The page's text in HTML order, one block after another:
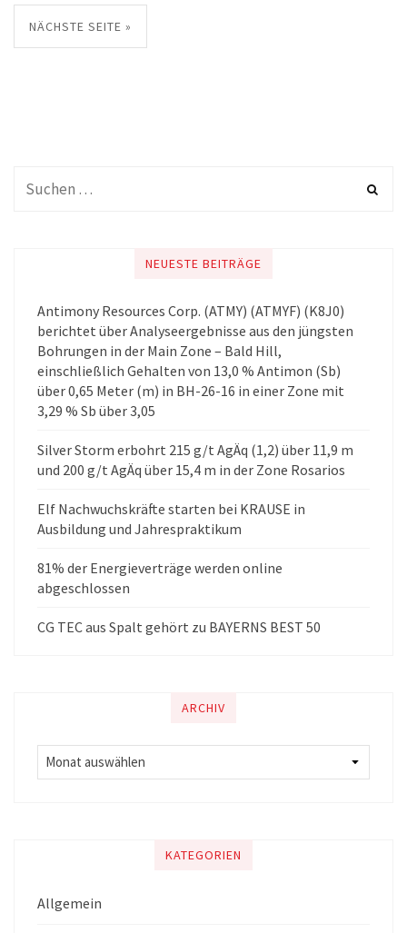
NÄCHSTE SEITE »
NEUESTE BEITRÄGE
Antimony Resources Corp. (ATMY) (ATMYF) (K8J0)
berichtet über Analyseergebnisse aus den jüngsten
Bohrungen in der Main Zone – Bald Hill,
einschließlich Gehalten von 13,0 % Antimon (Sb)
über 0,65 Meter (m) in BH-26-16 in einer Zone mit
3,29 % Sb über 3,05
Silver Storm erbohrt 215 g/t AgÄq (1,2) über 11,9 m
und 200 g/t AgÄq über 15,4 m in der Zone Rosarios
Elf Nachwuchskräfte starten bei KRAUSE in
Ausbildung und Jahrespraktikum
81% der Energieverträge werden online
abgeschlossen
CG TEC aus Spalt gehört zu BAYERNS BEST 50
ARCHIV
KATEGORIEN
Allgemein